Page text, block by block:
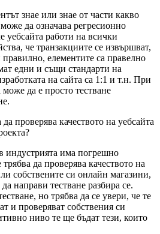
знае или знае от части какво
да означава регресионно
уебсайта работи на всички
че транзакциите се извършват,
елементите са правелно
едни и същи стандарти на
на сайта са 1:1 и т.н. При
може да е просто тестване
проверява качеството на уебсайта
индустрията има погрешно
да проверява качеството на
собствените си онлайн магазини,
направи тестване разбира се.
но трябва да се увери, че те
и проверяват собствения си
ниво те ще бъдат тези, които